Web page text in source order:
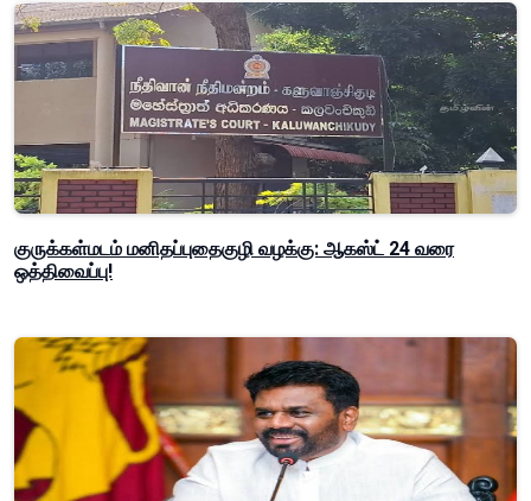
குருக்கள்மடம் மனிதப்புதைகுழி வழக்கு: ஆகஸ்ட் 24 வரை
ஒத்திவைப்பு!